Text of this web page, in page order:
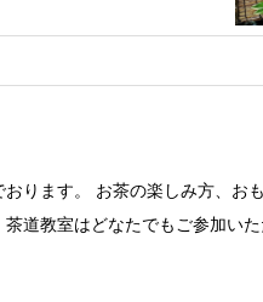
ります。 お茶の楽しみ方、お
教室はどなたでもご参加いた